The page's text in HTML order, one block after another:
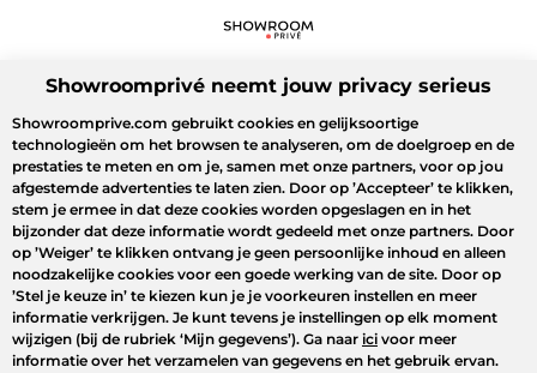
Showroomprivé neemt jouw privacy serieus
Showroomprive.com gebruikt cookies en gelijksoortige
technologieën om het browsen te analyseren, om de doelgroep en de
prestaties te meten en om je, samen met onze partners, voor op jou
afgestemde advertenties te laten zien. Door op ’Accepteer’ te klikken,
stem je ermee in dat deze cookies worden opgeslagen en in het
bijzonder dat deze informatie wordt gedeeld met onze partners. Door
op ’Weiger’ te klikken ontvang je geen persoonlijke inhoud en alleen
noodzakelijke cookies voor een goede werking van de site. Door op
’Stel je keuze in’ te kiezen kun je je voorkeuren instellen en meer
informatie verkrijgen. Je kunt tevens je instellingen op elk moment
wijzigen (bij de rubriek ‘Mijn gegevens’). Ga naar ici voor meer
informatie over het verzamelen van gegevens en het gebruik ervan.